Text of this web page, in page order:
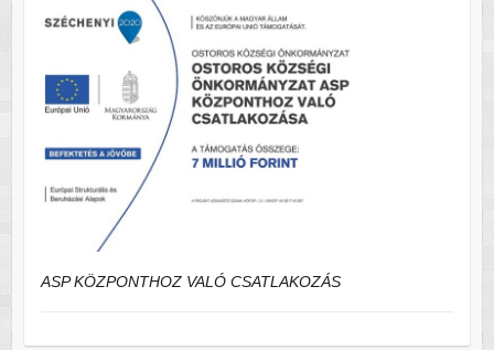
ASP KÖZPONTHOZ VALÓ CSATLAKOZÁS